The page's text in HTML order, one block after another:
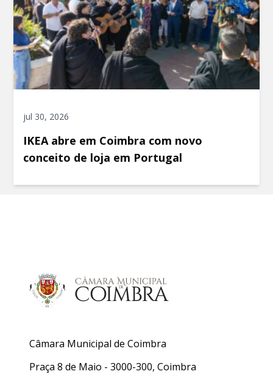
jul 30, 2026
IKEA abre em Coimbra com novo
conceito de loja em Portugal
Câmara Municipal de Coimbra
Praça 8 de Maio - 3000-300, Coimbra